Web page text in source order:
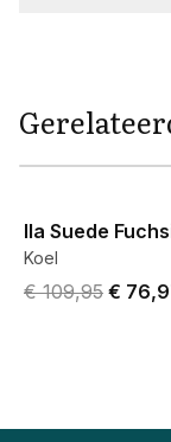
Ila Suede
Koel
Original price
€ 109,95 €